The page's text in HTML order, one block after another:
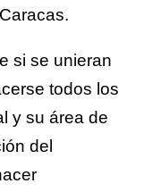
si se unieran
todos los
y su área de
del